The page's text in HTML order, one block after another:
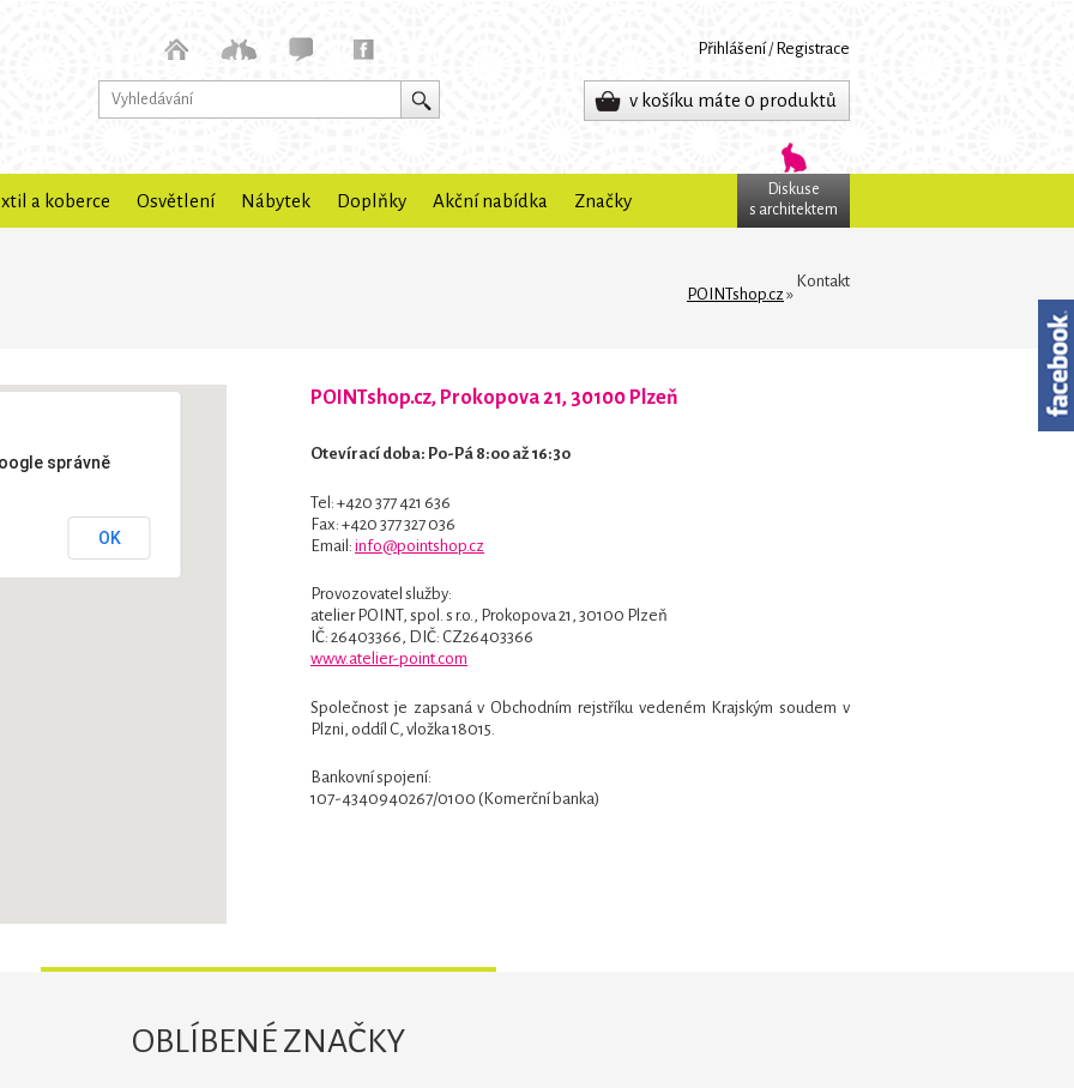
Přihlášení/ Registrace
v košíku máte 0 produktů
a koberce Osvětlení Nábytek Doplňky Akční nabídka Značky
Diskuse
s architektem
POINTshop.cz »
Kontakt
správně
OK
POINTshop.cz, Prokopova 21, 30100 Plzeň
Otevírací doba: Po-Pá 8:00 až 16:30
Tel: +420 377 421 636
Fax: +420 377 327 036
Email: info@pointshop.cz
Provozovatel služby:
atelier POINT, spol. s r.o., Prokopova 21, 30100 Plzeň
IČ: 26403366, DIČ: CZ26403366
www.atelier-point.com
Společnost je zapsaná v Obchodním rejstříku vedeném Krajským soudem v
Plzni, oddíl C, vložka 18015.
Bankovní spojení:
107-4340940267/0100 (Komerční banka)
OBLÍBENÉ ZNAČKY